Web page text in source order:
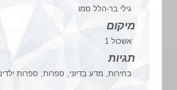
גילי בר-הלל סמו
בחירות, מדע בדיוני, ספרות, ספרות ילדים, פנטזיה